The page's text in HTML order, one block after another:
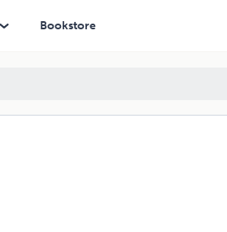
Bookstore